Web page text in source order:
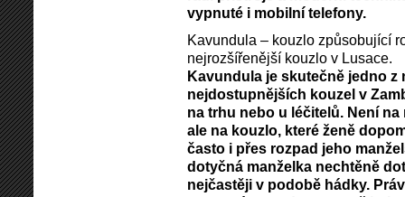
vypnuté i mobilní telefony.
Kavundula – kouzlo způsobující
nejrozšířenější kouzlo v Lusace.
Kavundula je skutečně jedno z
nejdostupnějších kouzel v
na trhu nebo u léčitelů. Není
ale na kouzlo, které ženě
často i přes rozpad jeho
dotyčná manželka nechtěně
nejčastěji v podobě hádky.